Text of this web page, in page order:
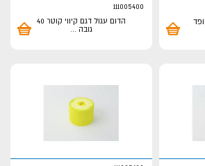
111005400
הדום עגול דגם קיווי קוטר 40
גובה